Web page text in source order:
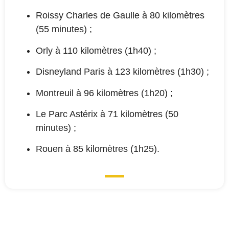
Roissy Charles de Gaulle à 80 kilomètres
(55 minutes) ;
Orly à 110 kilomètres (1h40) ;
Disneyland Paris à 123 kilomètres (1h30) ;
Montreuil à 96 kilomètres (1h20) ;
Le Parc Astérix à 71 kilomètres (50
minutes) ;
Rouen à 85 kilomètres (1h25).